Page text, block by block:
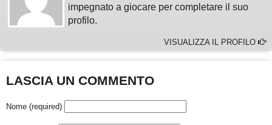
impegnato a giocare per completare il suo
profilo.
VISUALIZZA IL PROFILO
LASCIA UN COMMENTO
Nome (required)